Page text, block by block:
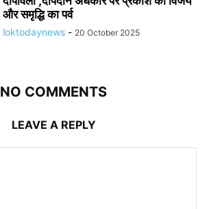
और समृद्धि का पर्व
loktodaynews - 20 October 2025
NO COMMENTS
LEAVE A REPLY